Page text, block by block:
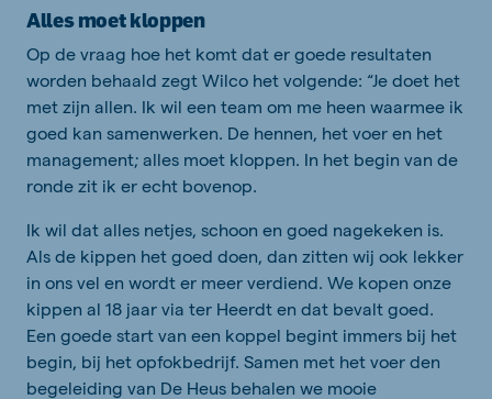
Alles moet kloppen
Op de vraag hoe het komt dat er goede resultaten
worden behaald zegt Wilco het volgende: “Je doet het
met zijn allen. Ik wil een team om me heen waarmee ik
goed kan samenwerken. De hennen, het voer en het
management; alles moet kloppen. In het begin van de
ronde zit ik er echt bovenop.
Ik wil dat alles netjes, schoon en goed nagekeken is.
Als de kippen het goed doen, dan zitten wij ook lekker
in ons vel en wordt er meer verdiend. We kopen onze
kippen al 18 jaar via ter Heerdt en dat bevalt goed.
Een goede start van een koppel begint immers bij het
begin, bij het opfokbedrijf. Samen met het voer den
begeleiding van De Heus behalen we mooie